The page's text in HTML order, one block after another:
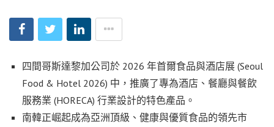
四間哥斯達黎加公司於 2026 年首爾食品與酒店展 (Seoul
Food & Hotel 2026) 中，推廣了專為酒店、餐廳與餐飲
服務業 (HORECA) 行業設計的特色產品。
南韓正崛起成為亞洲頂級、健康與優質食品的領先市